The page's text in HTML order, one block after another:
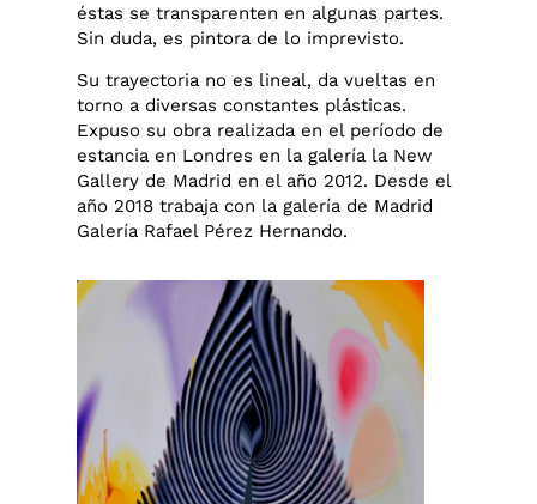
éstas se transparenten en algunas partes.
Sin duda, es pintora de lo imprevisto.
Su trayectoria no es lineal, da vueltas en
torno a diversas constantes plásticas.
Expuso su obra realizada en el período de
estancia en Londres en la galería la New
Gallery de Madrid en el año 2012. Desde el
año 2018 trabaja con la galería de Madrid
Galería Rafael Pérez Hernando.